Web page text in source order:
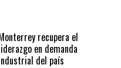
recupera el
en demanda
del país